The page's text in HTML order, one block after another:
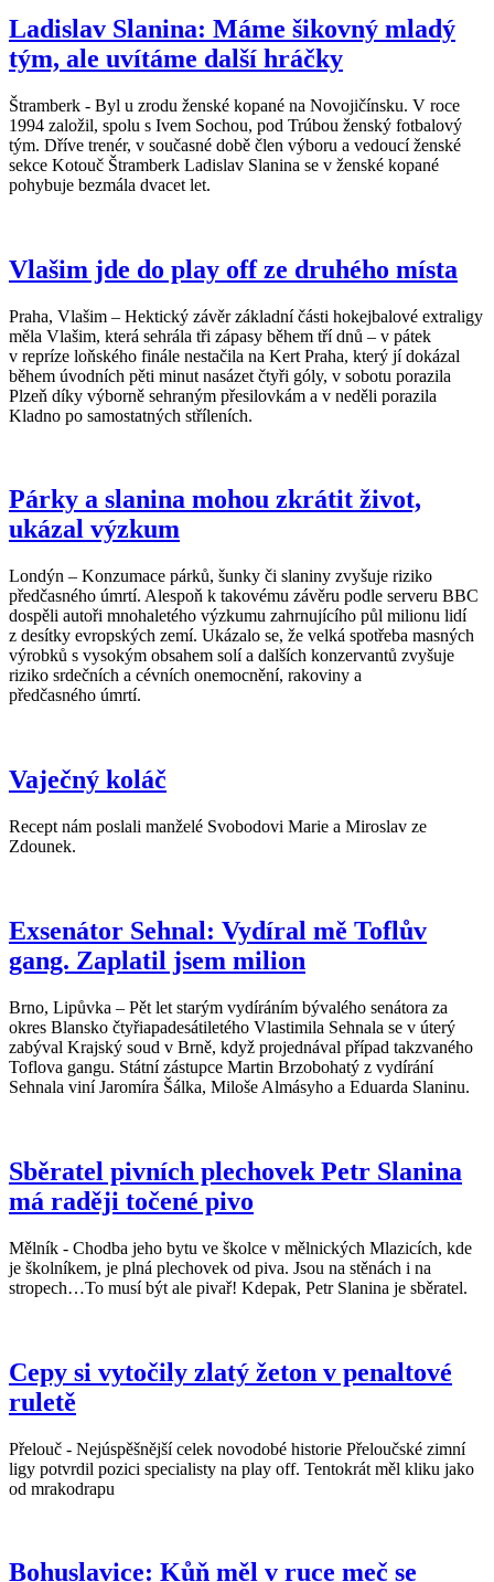
Ladislav Slanina: Máme šikovný mladý
tým, ale uvítáme další hráčky
Štramberk - Byl u zrodu ženské kopané na Novojičínsku. V roce
1994 založil, spolu s Ivem Sochou, pod Trúbou ženský fotbalový
tým. Dříve trenér, v současné době člen výboru a vedoucí ženské
sekce Kotouč Štramberk Ladislav Slanina se v ženské kopané
pohybuje bezmála dvacet let.
Vlašim jde do play off ze druhého místa
Praha, Vlašim – Hektický závěr základní části hokejbalové extraligy
měla Vlašim, která sehrála tři zápasy během tří dnů – v pátek
v repríze loňského finále nestačila na Kert Praha, který jí dokázal
během úvodních pěti minut nasázet čtyři góly, v sobotu porazila
Plzeň díky výborně sehraným přesilovkám a v neděli porazila
Kladno po samostatných stříleních.
Párky a slanina mohou zkrátit život,
ukázal výzkum
Londýn – Konzumace párků, šunky či slaniny zvyšuje riziko
předčasného úmrtí. Alespoň k takovému závěru podle serveru BBC
dospěli autoři mnohaletého výzkumu zahrnujícího půl milionu lidí
z desítky evropských zemí. Ukázalo se, že velká spotřeba masných
výrobků s vysokým obsahem solí a dalších konzervantů zvyšuje
riziko srdečních a cévních onemocnění, rakoviny a
předčasného úmrtí.
Vaječný koláč
Recept nám poslali manželé Svobodovi Marie a Miroslav ze
Zdounek.
Exsenátor Sehnal: Vydíral mě Toflův
gang. Zaplatil jsem milion
Brno, Lipůvka – Pět let starým vydíráním bývalého senátora za
okres Blansko čtyřiapadesáti­letého Vlastimila Sehnala se v úterý
zabýval Krajský soud v Brně, když projednával případ takzvaného
Toflova gangu. Státní zástupce Martin Brzobohatý z vydírání
Sehnala viní Jaromíra Šálka, Miloše Almásyho a Eduarda Slaninu.
Sběratel pivních plechovek Petr Slanina
má raději točené pivo
Mělník - Chodba jeho bytu ve školce v mělnických Mlazicích, kde
je školníkem, je plná plechovek od piva. Jsou na stěnách i na
stropech…To musí být ale pivař! Kdepak, Petr Slanina je sběratel.
Cepy si vytočily zlatý žeton v penaltové
ruletě
Přelouč - Nejúspěšnější celek novodobé historie Přeloučské zimní
ligy potvrdil pozici specialisty na play off. Tentokrát měl kliku jako
od mrakodrapu
Bohuslavice: Kůň měl v ruce meč se